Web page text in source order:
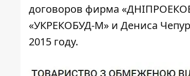
договоров фирма «
«УКРЕКОБУД-М» и Дениса
2015 году.